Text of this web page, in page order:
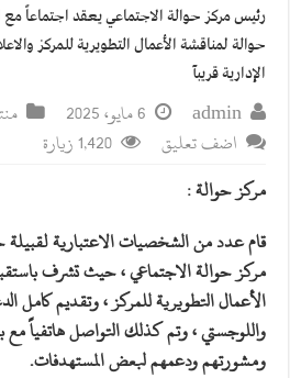
رئيس مركز حوالة الاجتماعي يعقد اجتماعاً
حوالة لمناقشة الأعمال التطويرية للمركز
الإدارية قريبآ
admin 6 مايو، 2025
اضف تعليق
1,420 زيارة
مركز حوالة :
قام عدد من الشخصيات الاعتبارية
مركز حوالة الاجتماعي ، حيث تشرف
الأعمال التطويرية للمركز ، وتقديم كامل
واللوجستي ، وتم كذلك التواصل هاتفياً
ومشورتهم ودعمهم لبعض المستهدفات.